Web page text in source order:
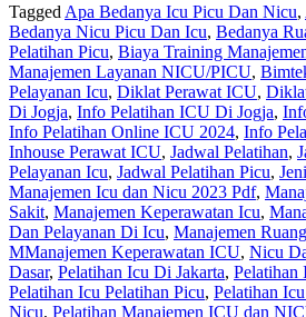
Tagged Apa Bedanya Icu Picu Dan Nicu,
Bedanya Nicu Picu Dan Icu, Bedanya
Pelatihan Picu, Biaya Training
Manajemen Layanan NICU/PICU,
Pelayanan Icu, Diklat Perawat ICU,
Di Jogja, Info Pelatihan ICU Di Jogja,
Info Pelatihan Online ICU 2024, Info
Inhouse Perawat ICU, Jadwal Pelatihan,
Pelayanan Icu, Jadwal Pelatihan Picu,
Manajemen Icu dan Nicu 2023 Pdf,
Sakit, Manajemen Keperawatan Icu,
Dan Pelayanan Di Icu, Manajemen
MManajemen Keperawatan ICU, Nicu
Dasar, Pelatihan Icu Di Jakarta, Pelatihan
Pelatihan Icu Pelatihan Picu, Pelatihan
Nicu, Pelatihan Manajemen ICU dan